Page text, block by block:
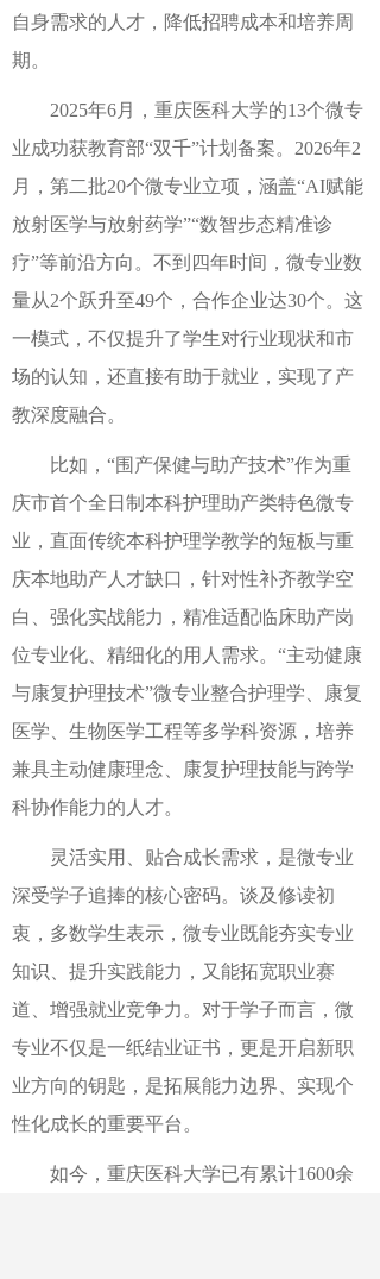
自身需求的人才，降低招聘成本和培养周
期。
2025年6月，重庆医科大学的13个微专
业成功获教育部“双千”计划备案。2026年2
月，第二批20个微专业立项，涵盖“AI赋能
放射医学与放射药学”“数智步态精准诊
疗”等前沿方向。不到四年时间，微专业数
量从2个跃升至49个，合作企业达30个。这
一模式，不仅提升了学生对行业现状和市
场的认知，还直接有助于就业，实现了产
教深度融合。
比如，“围产保健与助产技术”作为重
庆市首个全日制本科护理助产类特色微专
业，直面传统本科护理学教学的短板与重
庆本地助产人才缺口，针对性补齐教学空
白、强化实战能力，精准适配临床助产岗
位专业化、精细化的用人需求。“主动健康
与康复护理技术”微专业整合护理学、康复
医学、生物医学工程等多学科资源，培养
兼具主动健康理念、康复护理技能与跨学
科协作能力的人才。
灵活实用、贴合成长需求，是微专业
深受学子追捧的核心密码。谈及修读初
衷，多数学生表示，微专业既能夯实专业
知识、提升实践能力，又能拓宽职业赛
道、增强就业竞争力。对于学子而言，微
专业不仅是一纸结业证书，更是开启新职
业方向的钥匙，是拓展能力边界、实现个
性化成长的重要平台。
如今，重庆医科大学已有累计1600余